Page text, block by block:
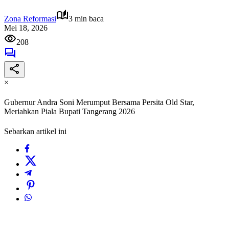
Zona Reformasi
3 min baca
Mei 18, 2026
208
×
Gubernur Andra Soni Merumput Bersama Persita Old Star,
Meriahkan Piala Bupati Tangerang 2026
Sebarkan artikel ini